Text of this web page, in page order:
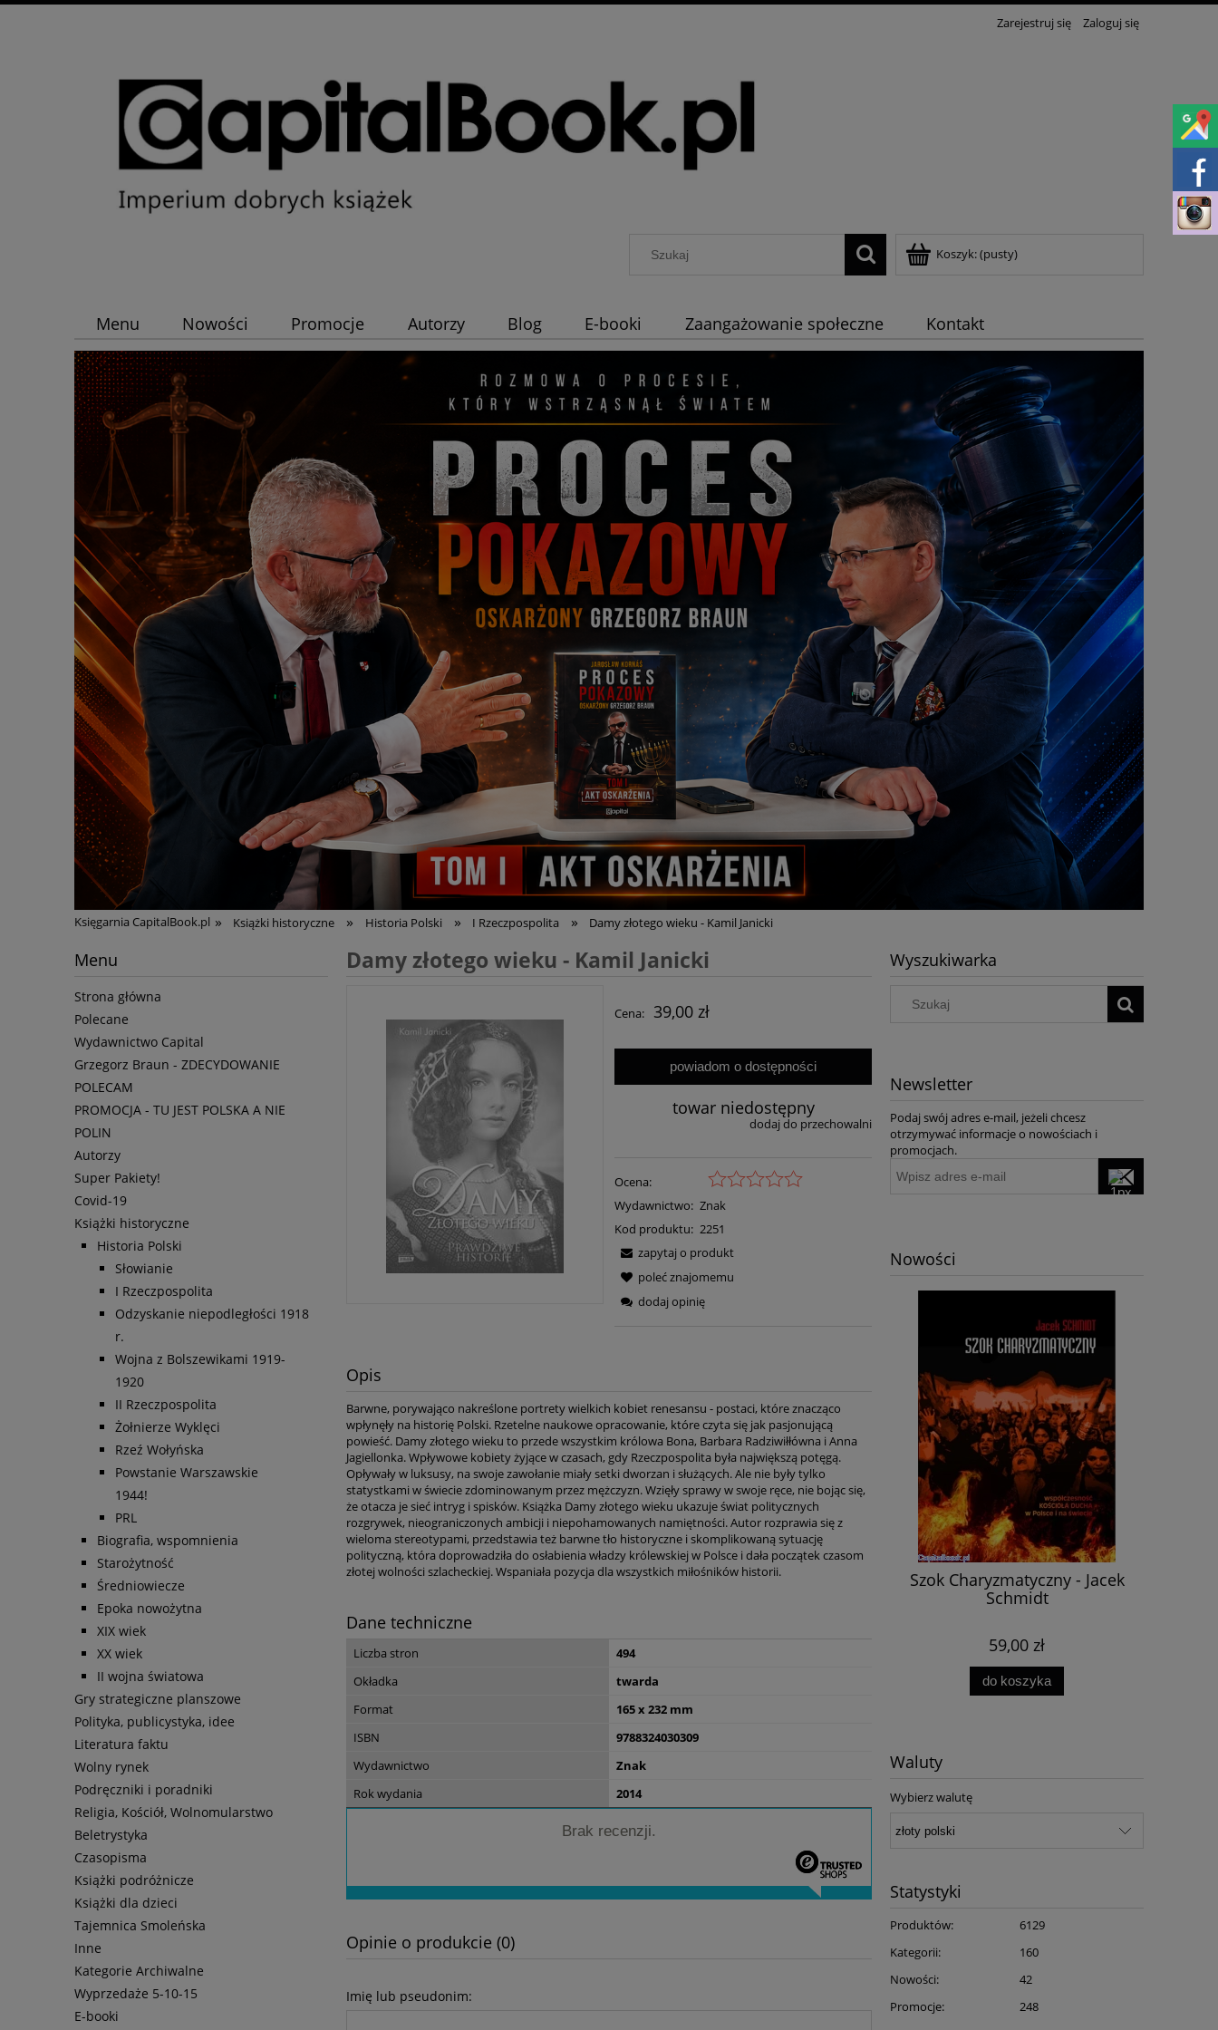
Zarejestruj się Zaloguj się
Koszyk:(pusty)
Menu Nowości Promocje Autorzy Blog E-booki Zaangażowanie społeczne Kontakt
Księgarnia CapitalBook.pl » Książki historyczne » Historia Polski » I Rzeczpospolita » Damy złotego wieku - Kamil Janicki
Menu
Strona główna
Polecane
Wydawnictwo Capital
Grzegorz Braun - ZDECYDOWANIE
POLECAM
PROMOCJA - TU JEST POLSKA A NIE
POLIN
Autorzy
Super Pakiety!
Covid-19
Książki historyczne
Historia Polski
Słowianie
I Rzeczpospolita
Odzyskanie niepodległości 1918
r.
Wojna z Bolszewikami 1919-
1920
II Rzeczpospolita
Żołnierze Wyklęci
Rzeź Wołyńska
Powstanie Warszawskie
1944!
PRL
Biografia, wspomnienia
Starożytność
Średniowiecze
Epoka nowożytna
XIX wiek
XX wiek
II wojna światowa
Gry strategiczne planszowe
Polityka, publicystyka, idee
Literatura faktu
Wolny rynek
Podręczniki i poradniki
Religia, Kościół, Wolnomularstwo
Beletrystyka
Czasopisma
Książki podróżnicze
Książki dla dzieci
Tajemnica Smoleńska
Inne
Kategorie Archiwalne
Wyprzedaże 5-10-15
E-booki
Damy złotego wieku - Kamil Janicki
Cena: 39,00 zł
powiadom o dostępności
towar niedostępny
dodaj do przechowalni
Ocena:
Wydawnictwo: Znak
Kod produktu: 2251
zapytaj o produkt
poleć znajomemu
dodaj opinię
Opis
Barwne, porywająco nakreślone portrety wielkich kobiet renesansu - postaci, które znacząco
wpłynęły na historię Polski. Rzetelne naukowe opracowanie, które czyta się jak pasjonującą
powieść. Damy złotego wieku to przede wszystkim królowa Bona, Barbara Radziwiłłówna i Anna
Jagiellonka. Wpływowe kobiety żyjące w czasach, gdy Rzeczpospolita była największą potęgą.
Opływały w luksusy, na swoje zawołanie miały setki dworzan i służących. Ale nie były tylko
statystkami w świecie zdominowanym przez mężczyzn. Wzięły sprawy w swoje ręce, nie bojąc się,
że otacza je sieć intryg i spisków. Książka Damy złotego wieku ukazuje świat politycznych
rozgrywek, nieograniczonych ambicji i niepohamowanych namiętności. Autor rozprawia się z
wieloma stereotypami, przedstawia też barwne tło historyczne i skomplikowaną sytuację
polityczną, która doprowadziła do osłabienia władzy królewskiej w Polsce i dała początek czasom
złotej wolności szlacheckiej. Wspaniała pozycja dla wszystkich miłośników historii.
Dane techniczne
Liczba stron
494
Okładka
twarda
Format
165 x 232 mm
ISBN
9788324030309
Wydawnictwo
Znak
Rok wydania
2014
Brak recenzji.
Opinie o produkcie (0)
Imię lub pseudonim:
Wyszukiwarka
Newsletter
Podaj swój adres e-mail, jeżeli chcesz
otrzymywać informacje o nowościach i
promocjach.
Nowości
Kościół Ducha - Jacek Schmidt
Szok Charyzmatyczny - Jacek
Schmidt
59,00 zł
do koszyka
Waluty
Wybierz walutę
Statystyki
Produktów:
6129
Kategorii:
160
Nowości:
42
Promocje:
248